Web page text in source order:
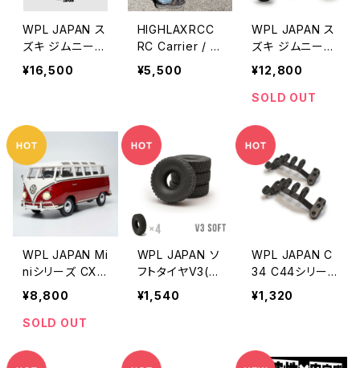
WPL JAPAN ス
ズキ ジムニー(S
J10 1型) C84 R
¥16,500
HIGHLAXRCC
RC Carrier / ラ
ジコンキャリア
¥5,500
WPL JAPAN ス
ズキ ジムニー(J
A11) C74 RTR
¥12,800
SOLD OUT
WPL JAPAN Mi
niシリーズ CXD
D52 RTR Volk
swagen Type
2 (ワーゲンバ
¥8,800
SOLD OUT
WPL JAPAN ソ
フトタイヤV3(4
個セット)
¥1,540
WPL JAPAN C
34 C44シリー
ズ用アクスルト
ラス2個セット
¥1,320